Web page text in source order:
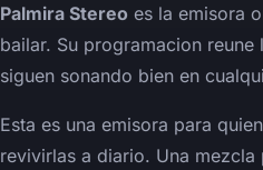
Palmira Stereo es la emisora
bailar. Su programacion
siguen sonando bien en
Esta es una emisora para
revivirlas a diario. Una mezcla